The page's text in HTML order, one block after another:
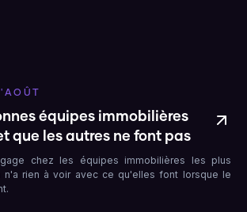
équipes immobilières
que les autres ne font pas
chez les équipes immobilières les plus
n'a rien à voir avec ce qu'elles font lorsque le